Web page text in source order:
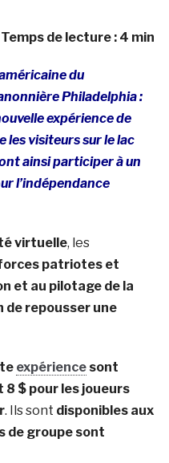
Temps de lecture : 4 min
du
Philadelphia :
expérience de
visiteurs sur le lac
ainsi participer à un
l’indépendance
virtuelle, les
patriotes et
et au pilotage de la
de repousser une
expériencesont
8 $ pour les joueurs
. Ils sont disponibles aux
de groupe sont